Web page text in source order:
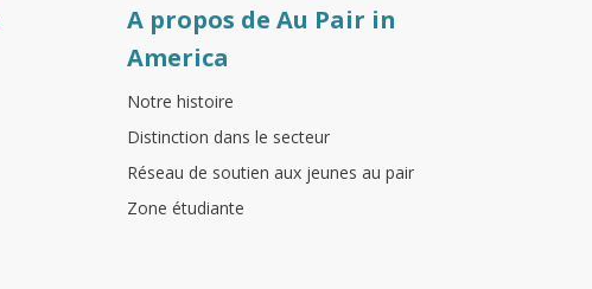
A propos de Au Pair in
America
Notre histoire
Distinction dans le secteur
Réseau de soutien aux jeunes au pair
Zone étudiante